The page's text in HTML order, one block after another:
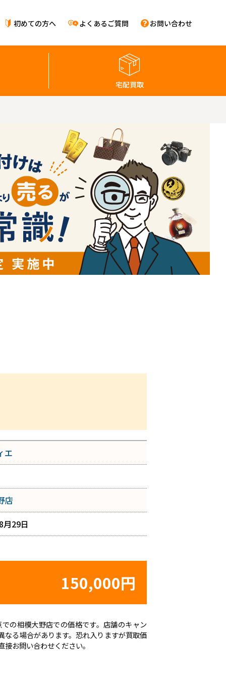
初めての方へ よくあるご質問 お問い合わせ
宅配買取
エ
店
月29日
150,000円
の相模大野店での価格です。店舗のキャン
なる場合があります。恐れ入りますが買取価
お問い合わせください。